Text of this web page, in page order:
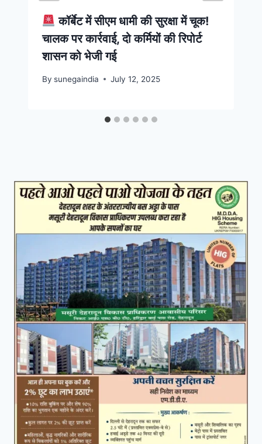
कॉर्बेट में सीएम धामी की सुरक्षा में चूक!
चालक पर कार्रवाई, दो कर्मियों की रिपोर्ट
शासन को भेजी गई
By sunegaindia July 12, 2025